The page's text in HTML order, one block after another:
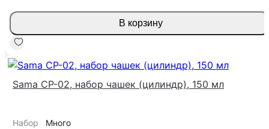
В корзину
Sama CP-02, набор чашек (цилиндр), 150 мл
Набор Много